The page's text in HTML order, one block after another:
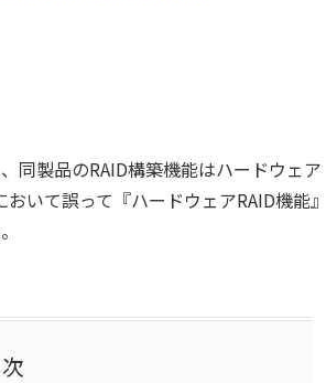
同製品のRAID構築機能はハードウェア
いて誤って『ハードウェアRAID機能』